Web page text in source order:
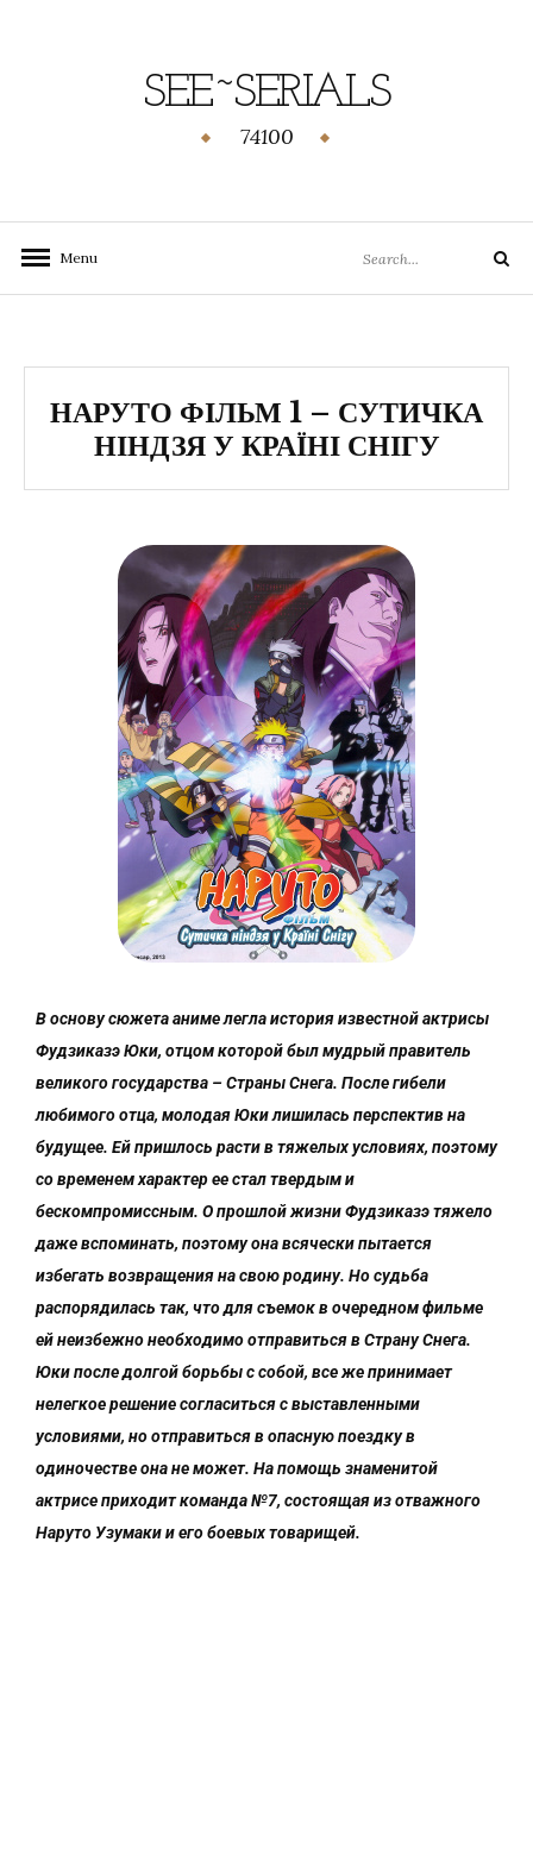
SEE~SERIALS
74100
Menu
НАРУТО ФІЛЬМ 1 – СУТИЧКА
НІНДЗЯ У КРАЇНІ СНІГУ
В основу сюжета аниме легла история известной актрисы
Фудзиказэ Юки, отцом которой был мудрый правитель
великого государства – Страны Снега. После гибели
любимого отца, молодая Юки лишилась перспектив на
будущее. Ей пришлось расти в тяжелых условиях, поэтому
со временем характер ее стал твердым и
бескомпромиссным. О прошлой жизни Фудзиказэ тяжело
даже вспоминать, поэтому она всячески пытается
избегать возвращения на свою родину. Но судьба
распорядилась так, что для съемок в очередном фильме
ей неизбежно необходимо отправиться в Страну Снега.
Юки после долгой борьбы с собой, все же принимает
нелегкое решение согласиться с выставленными
условиями, но отправиться в опасную поездку в
одиночестве она не может. На помощь знаменитой
актрисе приходит команда №7, состоящая из отважного
Наруто Узумаки и его боевых товарищей.